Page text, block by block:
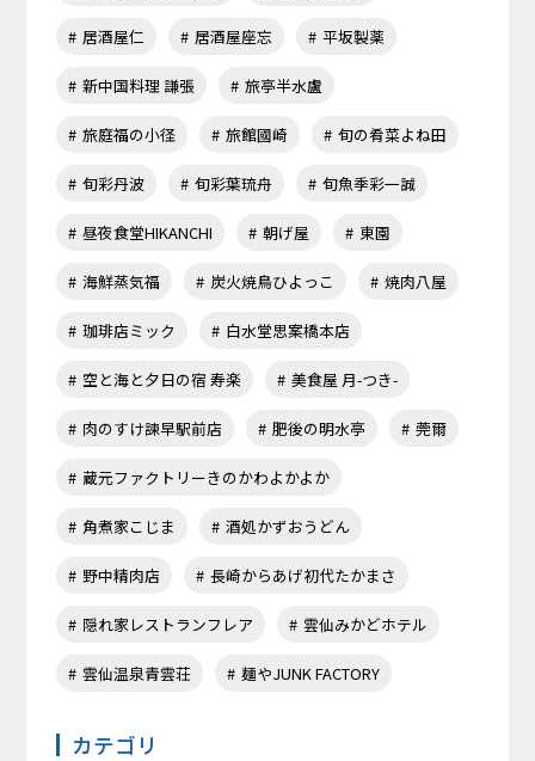
居酒屋仁 居酒屋座忘 平坂製薬
新中国料理 謙張 旅亭半水盧
旅庭福の小径 旅館國崎 旬の肴菜よね田
旬彩丹波 旬彩葉琉舟 旬魚季彩一誠
昼夜食堂HIKANCHI 朝げ屋 東園
海鮮蒸気福 炭火焼鳥ひよっこ 焼肉八屋
珈琲店ミック 白水堂思案橋本店
空と海と夕日の宿 寿楽 美食屋 月-つき-
肉のすけ諫早駅前店 肥後の明水亭 莞爾
蔵元ファクトリーきのかわよかよか
角煮家こじま 酒処かずおうどん
野中精肉店 長崎からあげ初代たかまさ
隠れ家レストランフレア 雲仙みかどホテル
雲仙温泉青雲荘 麺やJUNK FACTORY
カテゴリ